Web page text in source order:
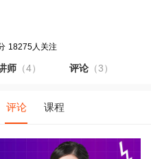
18275人关注
师 （4） 评论（3）
评论 课程